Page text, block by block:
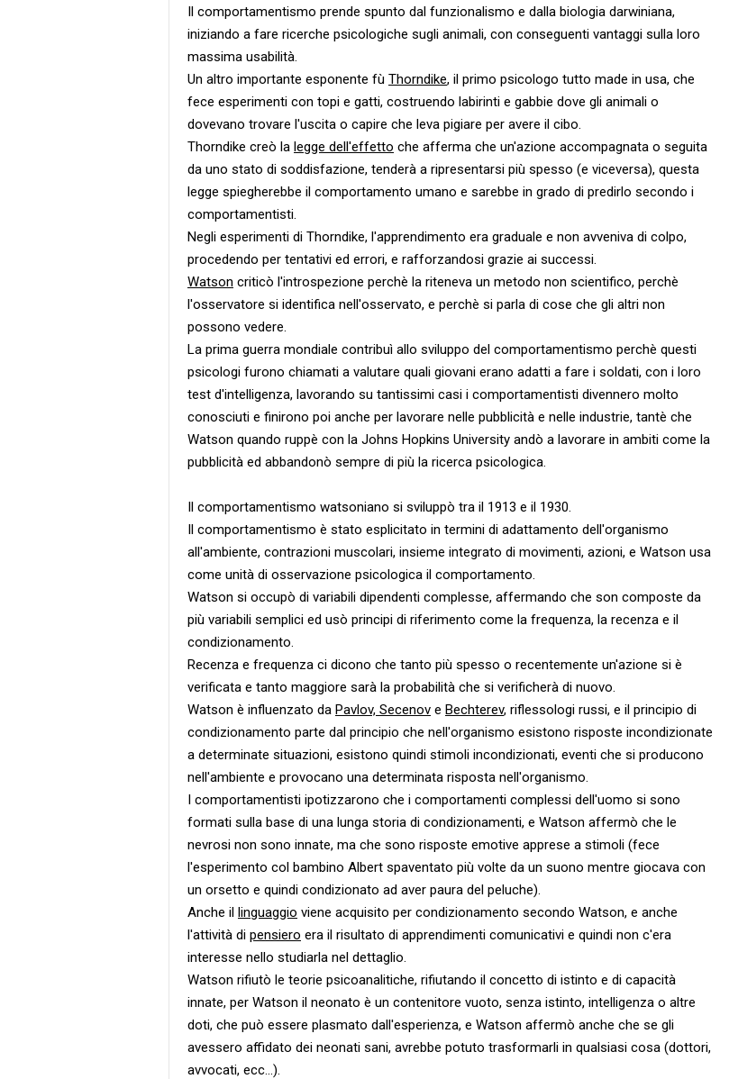
Il comportamentismo prende spunto dal funzionalismo e dalla biologia darwiniana,
iniziando a fare ricerche psicologiche sugli animali, con conseguenti vantaggi sulla loro
massima usabilità.
Un altro importante esponente fù Thorndike, il primo psicologo tutto made in usa, che
fece esperimenti con topi e gatti, costruendo labirinti e gabbie dove gli animali o
dovevano trovare l'uscita o capire che leva pigiare per avere il cibo.
Thorndike creò la legge dell'effetto che afferma che un'azione accompagnata o seguita
da uno stato di soddisfazione, tenderà a ripresentarsi più spesso (e viceversa), questa
legge spiegherebbe il comportamento umano e sarebbe in grado di predirlo secondo i
comportamentisti.
Negli esperimenti di Thorndike, l'apprendimento era graduale e non avveniva di colpo,
procedendo per tentativi ed errori, e rafforzandosi grazie ai successi.
Watson criticò l'introspezione perchè la riteneva un metodo non scientifico, perchè
l'osservatore si identifica nell'osservato, e perchè si parla di cose che gli altri non
possono vedere.
La prima guerra mondiale contribuì allo sviluppo del comportamentismo perchè questi
psicologi furono chiamati a valutare quali giovani erano adatti a fare i soldati, con i loro
test d'intelligenza, lavorando su tantissimi casi i comportamentisti divennero molto
conosciuti e finirono poi anche per lavorare nelle pubblicità e nelle industrie, tantè che
Watson quando ruppè con la Johns Hopkins University andò a lavorare in ambiti come la
pubblicità ed abbandonò sempre di più la ricerca psicologica.
Il comportamentismo watsoniano si sviluppò tra il 1913 e il 1930.
Il comportamentismo è stato esplicitato in termini di adattamento dell'organismo
all'ambiente, contrazioni muscolari, insieme integrato di movimenti, azioni, e Watson usa
come unità di osservazione psicologica il comportamento.
Watson si occupò di variabili dipendenti complesse, affermando che son composte da
più variabili semplici ed usò principi di riferimento come la frequenza, la recenza e il
condizionamento.
Recenza e frequenza ci dicono che tanto più spesso o recentemente un'azione si è
verificata e tanto maggiore sarà la probabilità che si verificherà di nuovo.
Watson è influenzato da Pavlov, Secenov e Bechterev, riflessologi russi, e il principio di
condizionamento parte dal principio che nell'organismo esistono risposte incondizionate
a determinate situazioni, esistono quindi stimoli incondizionati, eventi che si producono
nell'ambiente e provocano una determinata risposta nell'organismo.
I comportamentisti ipotizzarono che i comportamenti complessi dell'uomo si sono
formati sulla base di una lunga storia di condizionamenti, e Watson affermò che le
nevrosi non sono innate, ma che sono risposte emotive apprese a stimoli (fece
l'esperimento col bambino Albert spaventato più volte da un suono mentre giocava con
un orsetto e quindi condizionato ad aver paura del peluche).
Anche il linguaggio viene acquisito per condizionamento secondo Watson, e anche
l'attività di pensiero era il risultato di apprendimenti comunicativi e quindi non c'era
interesse nello studiarla nel dettaglio.
Watson rifiutò le teorie psicoanalitiche, rifiutando il concetto di istinto e di capacità
innate, per Watson il neonato è un contenitore vuoto, senza istinto, intelligenza o altre
doti, che può essere plasmato dall'esperienza, e Watson affermò anche che se gli
avessero affidato dei neonati sani, avrebbe potuto trasformarli in qualsiasi cosa (dottori,
avvocati, ecc...).